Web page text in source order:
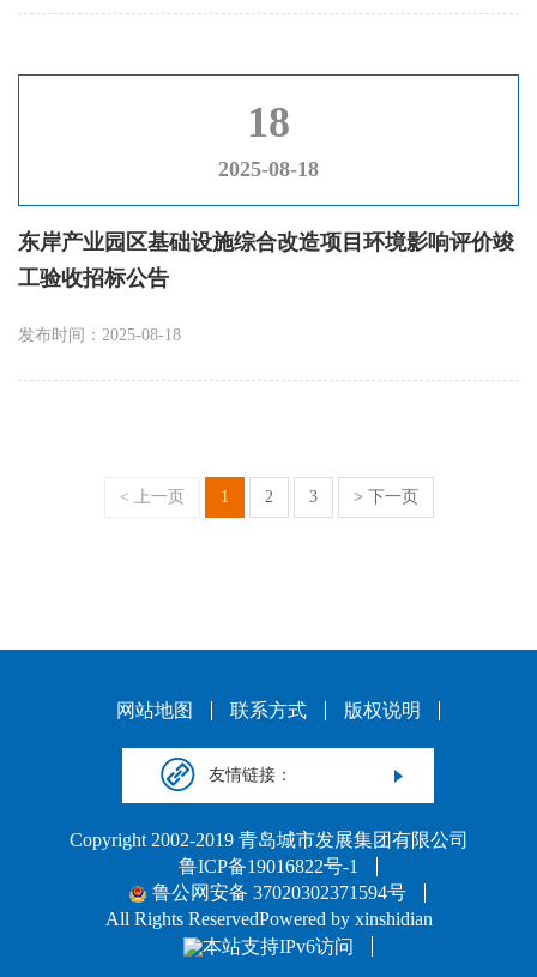
18
2025-08-18
东岸产业园区基础设施综合改造项目环境影响评价竣
工验收招标公告
发布时间：2025-08-18
< 上一页 1 2 3 > 下一页
网站地图 联系方式 版权说明
友情链接：
Copyright 2002-2019 青岛城市发展集团有限公司
鲁ICP备19016822号-1
鲁公网安备 37020302371594号
All Rights ReservedPowered by xinshidian